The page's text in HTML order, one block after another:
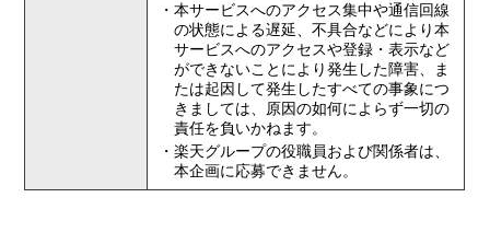
・本サービスへのアクセス集中や通信回線
の状態による遅延、不具合などにより本
サービスへのアクセスや登録・表示など
ができないことにより発生した障害、ま
たは起因して発生したすべての事象につ
きましては、原因の如何によらず一切の
責任を負いかねます。
・楽天グループの役職員および関係者は、
本企画に応募できません。